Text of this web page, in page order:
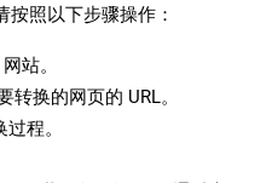
按照以下步骤操作：
网站。
换的网页的 URL。
程。